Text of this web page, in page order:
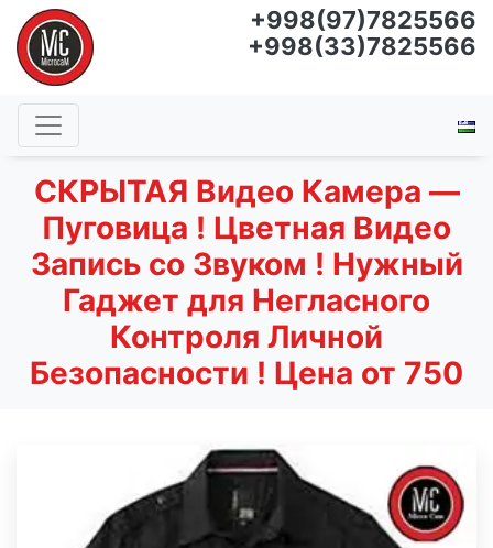
+998(97)7825566
+998(33)7825566
СКРЫТАЯ Видео Камера —
Пуговица ! Цветная Видео
Запись со Звуком ! Нужный
Гаджет для Негласного
Контроля Личной
Безопасности ! Цена от 750